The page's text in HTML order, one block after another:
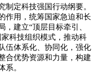
制定科技强国行动纲要。
作用，统筹国家急迫和长
建立“顶层目标牵引、
科技组织模式，推动科
伍体系化、协同化，强化
合优势资源和力量，构建
系。